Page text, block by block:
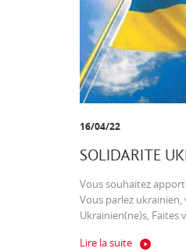
16/04/22
SOLIDARITE
Vous souhaitez
Vous parlez ukrainien,
Ukrainien(ne)s, Faites
Lire la suite